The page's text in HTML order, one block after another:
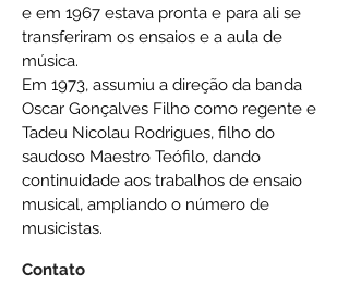
e em 1967 estava pronta e para ali se
transferiram os ensaios e a aula de
música.
Em 1973, assumiu a direção da banda
Oscar Gonçalves Filho como regente e
Tadeu Nicolau Rodrigues, filho do
saudoso Maestro Teófilo, dando
continuidade aos trabalhos de ensaio
musical, ampliando o número de
musicistas.
Contato